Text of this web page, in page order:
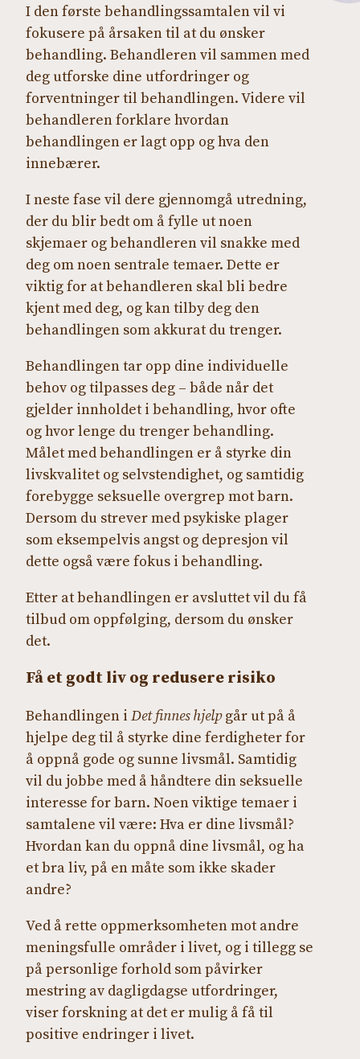
I den første behandlingssamtalen vil vi
fokusere på årsaken til at du ønsker
behandling. Behandleren vil sammen med
deg utforske dine utfordringer og
forventninger til behandlingen. Videre vil
behandleren forklare hvordan
behandlingen er lagt opp og hva den
innebærer.
I neste fase vil dere gjennomgå utredning,
der du blir bedt om å fylle ut noen
skjemaer og behandleren vil snakke med
deg om noen sentrale temaer. Dette er
viktig for at behandleren skal bli bedre
kjent med deg, og kan tilby deg den
behandlingen som akkurat du trenger.
Behandlingen tar opp dine individuelle
behov og tilpasses deg – både når det
gjelder innholdet i behandling, hvor ofte
og hvor lenge du trenger behandling.
Målet med behandlingen er å styrke din
livskvalitet og selvstendighet, og samtidig
forebygge seksuelle overgrep mot barn.
Dersom du strever med psykiske plager
som eksempelvis angst og depresjon vil
dette også være fokus i behandling.
Etter at behandlingen er avsluttet vil du få
tilbud om oppfølging, dersom du ønsker
det.
Få et godt liv og redusere risiko
Behandlingen i Det finnes hjelpgår ut på å
hjelpe deg til å styrke dine ferdigheter for
å oppnå gode og sunne livsmål. Samtidig
vil du jobbe med å håndtere din seksuelle
interesse for barn. Noen viktige temaer i
samtalene vil være: Hva er dine livsmål?
Hvordan kan du oppnå dine livsmål, og ha
et bra liv, på en måte som ikke skader
andre?
Ved å rette oppmerksomheten mot andre
meningsfulle områder i livet, og i tillegg se
på personlige forhold som påvirker
mestring av dagligdagse utfordringer,
viser forskning at det er mulig å få til
positive endringer i livet.